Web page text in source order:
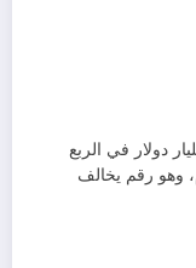
الخزانة الأميركية اقتراض 760 مليار دولار في الربع
وهو رقم يخالف